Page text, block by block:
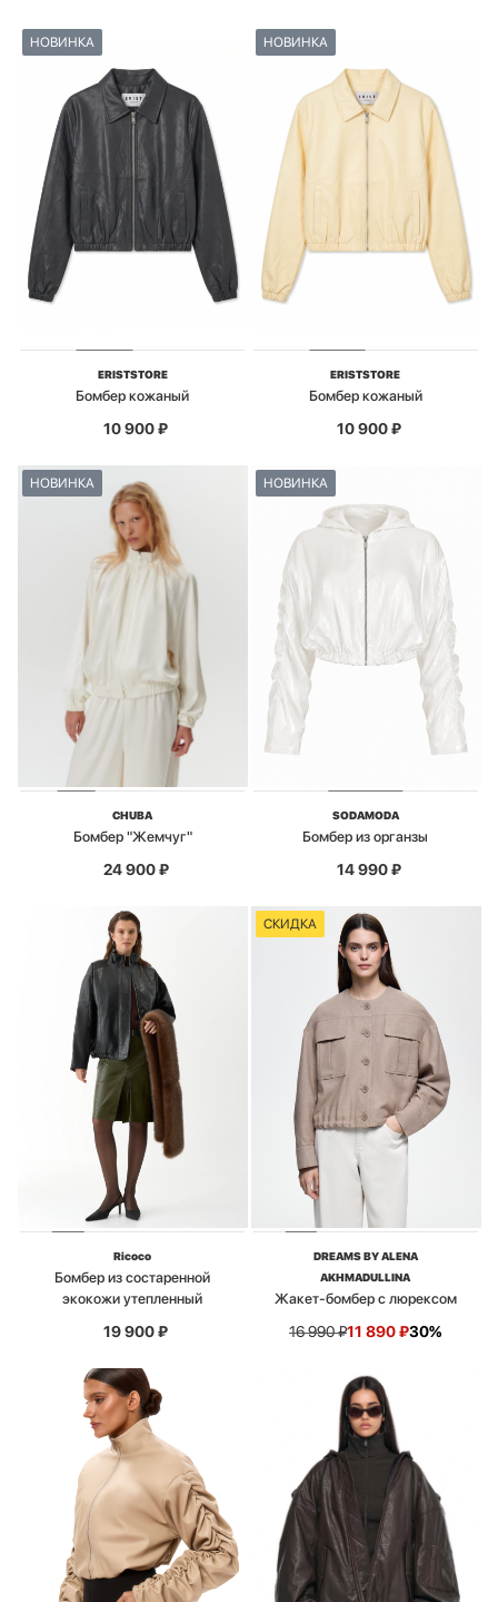
НОВИНКА
ERISTSTORE
Бомбер кожаный
10 900₽
НОВИНКА
ERISTSTORE
Бомбер кожаный
10 900₽
НОВИНКА
CHUBA
Бомбер "Жемчуг"
24 900₽
НОВИНКА
SODAMODA
Бомбер из органзы
14 990₽
Ricoco
Бомбер из состаренной
экокожи утепленный
19 900₽
СКИДКА
DREAMS BY ALENA
AKHMADULLINA
Жакет-бомбер с люрексом
16 990₽11 890₽30%